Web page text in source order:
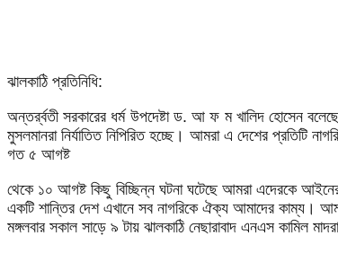
ঝালকাঠি প্রতিনিধি:
অন্তর্র্বতী সরকারের ধর্ম উপদেষ্টা ড. আ ফ ম খালিদ হোসেন
মুসলমানরা নির্যাতিত নিপিরিত হচ্ছে। আমরা এ দেশের প্রতিটি
গত ৫ আগষ্ট
থেকে ১০ আগষ্ট কিছু বিচ্ছিন্ন ঘটনা ঘটেছে আমরা এদেরকে
একটি শান্তির দেশ এখানে সব নাগরিকে ঐক্য আমাদের কাম্য।
মঙ্গলবার সকাল সাড়ে ৯ টায় ঝালকাঠি নেছারাবাদ এনএস কামিল